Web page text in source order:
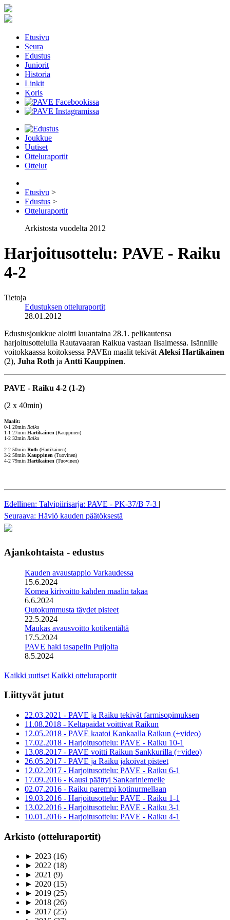
Etusivu
Seura
Edustus
Juniorit
Historia
Linkit
Koris
Joukkue
Uutiset
Otteluraportit
Ottelut
Etusivu >
Edustus >
Otteluraportit
Arkistosta vuodelta 2012
Harjoitusottelu: PAVE - Raiku
4-2
Tietoja
Edustuksen otteluraportit
28.01.2012
Edustusjoukkue aloitti lauantaina 28.1. pelikautensa
harjoitusottelulla Rautavaaran Raikua vastaan Iisalmessa. Isännille
voitokkaassa koitoksessa PAVEn maalit tekivät Aleksi Hartikainen
(2), Juha Roth ja Antti Kauppinen.
PAVE - Raiku 4-2 (1-2)
(2 x 40min)
Maalit:
0-1 20min Raiku
1-1 27min Hartikainen (Kauppinen)
1-2 32min Raiku
2-2 50min Roth (Hartikainen)
3-2 58min Kauppinen (Tuovinen)
4-2 79min Hartikainen (Tuovinen)
Edellinen: Talvipiirisarja: PAVE - PK-37/B 7-3 |
Seuraava: Häviö kauden päätöksestä
Ajankohtaista - edustus
Kauden avaustappio Varkaudessa
15.6.2024
Komea kirivoitto kahden maalin takaa
6.6.2024
Outokummusta täydet pisteet
22.5.2024
Maukas avausvoitto kotikentältä
17.5.2024
PAVE haki tasapelin Puijolta
8.5.2024
Kaikki uutiset Kaikki otteluraportit
Liittyvät jutut
22.03.2021 - PAVE ja Raiku tekivät farmisopimuksen
11.08.2018 - Keltapaidat voittivat Raikun
12.05.2018 - PAVE kaatoi Kankaalla Raikun (+video)
17.02.2018 - Harjoitusottelu: PAVE - Raiku 10-1
13.08.2017 - PAVE voitti Raikun Sankkurilla (+video)
26.05.2017 - PAVE ja Raiku jakoivat pisteet
12.02.2017 - Harjoitusottelu: PAVE - Raiku 6-1
17.09.2016 - Kausi päättyi Sankariniemelle
02.07.2016 - Raiku parempi kotinurmellaan
19.03.2016 - Harjoitusottelu: PAVE - Raiku 1-1
13.02.2016 - Harjoitusottelu: PAVE - Raiku 3-1
10.01.2016 - Harjoitusottelu: PAVE - Raiku 4-1
Arkisto (otteluraportit)
► 2023 (16)
► 2022 (18)
► 2021 (9)
► 2020 (15)
► 2019 (25)
► 2018 (26)
► 2017 (25)